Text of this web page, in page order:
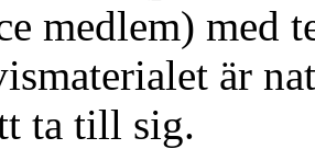
medlem) med
är
ta till sig.